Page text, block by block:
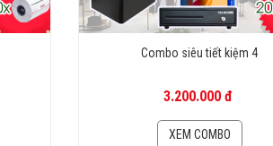
Combo siêu tiết kiệm 4
3.200.000 đ
XEM COMBO